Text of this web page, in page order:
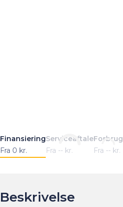
Finansiering
Fra 0 kr.
Serviceaftale
Fra -- kr.
Forbrug
Fra -- kr.
Beskrivelse